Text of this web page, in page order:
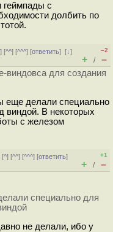
геймпады с
долбить по
] [^^] [^^^] [ответить][↓]
–2
+ / –
для создания
еще делали специально
виндой. В некоторых
с железом
[^] [^^] [^^^] [ответить]
+1
+ / –
специально для
не делали, ибо у